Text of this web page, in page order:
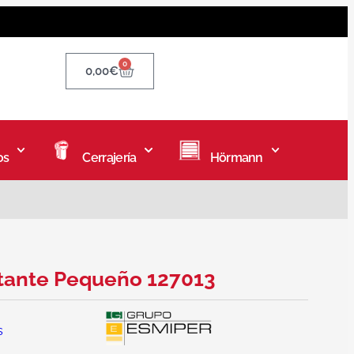
0,00€ 0
Cerrajería Hörmann
Pequeño 127013